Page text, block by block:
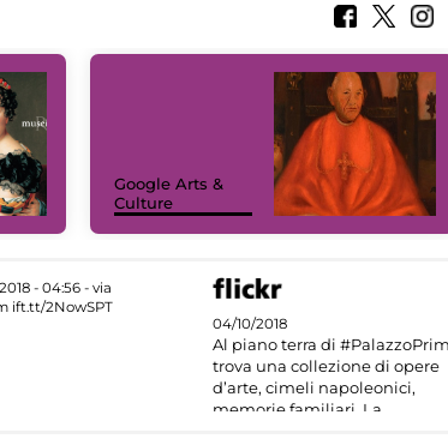
Google Arts &
Culture
04/10/2018
Al piano terra di
trova una collezione di opere
d’arte, cimeli napoleonici,
memorie familiari. La